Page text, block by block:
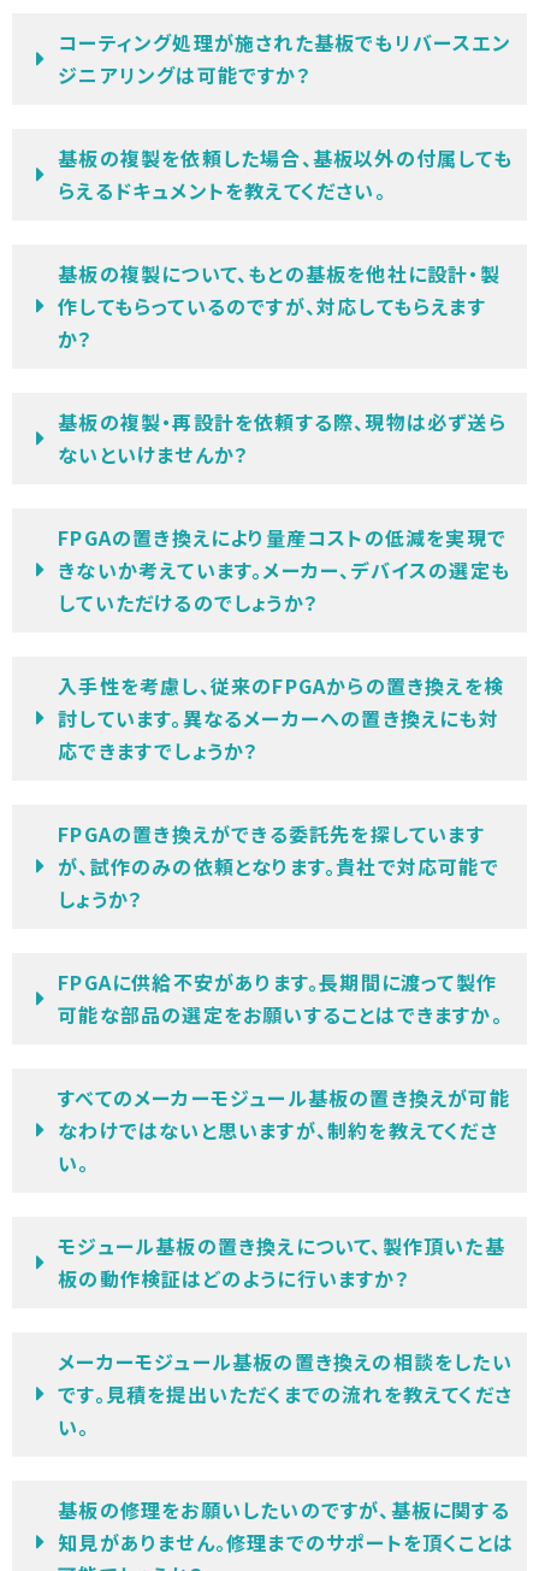
コーティング処理が施された基板でもリバースエン
ジニアリングは可能ですか？
基板の複製を依頼した場合、基板以外の付属しても
らえるドキュメントを教えてください。
基板の複製について、もとの基板を他社に設計・製
作してもらっているのですが、対応してもらえます
か？
基板の複製・再設計を依頼する際、現物は必ず送ら
ないといけませんか？
FPGAの置き換えにより量産コストの低減を実現で
きないか考えています。メーカー、デバイスの選定も
していただけるのでしょうか？
入手性を考慮し、従来のFPGAからの置き換えを検
討しています。異なるメーカーへの置き換えにも対
応できますでしょうか？
FPGAの置き換えができる委託先を探しています
が、試作のみの依頼となります。貴社で対応可能で
しょうか？
FPGAに供給不安があります。長期間に渡って製作
可能な部品の選定をお願いすることはできますか。
すべてのメーカーモジュール基板の置き換えが可能
なわけではないと思いますが、制約を教えてくださ
い。
モジュール基板の置き換えについて、製作頂いた基
板の動作検証はどのように行いますか？
メーカーモジュール基板の置き換えの相談をしたい
です。見積を提出いただくまでの流れを教えてくださ
い。
基板の修理をお願いしたいのですが、基板に関する
知見がありません。修理までのサポートを頂くことは